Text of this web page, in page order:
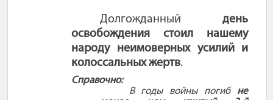
Долгожданныйдень
освобождения стоил нашему
народу неимоверных усилий и
колоссальных жертв.
Справочно:
В годы войны погиб не